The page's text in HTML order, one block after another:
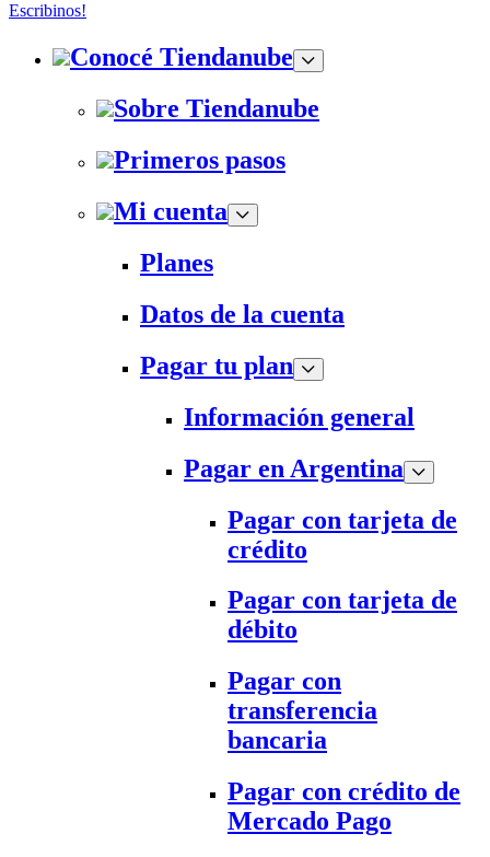
Escribinos!
Conocé Tiendanube
Sobre Tiendanube
Primeros pasos
Mi cuenta
Planes
Datos de la cuenta
Pagar tu plan
Información general
Pagar en Argentina
Pagar con tarjeta de
crédito
Pagar con tarjeta de
débito
Pagar con
transferencia
bancaria
Pagar con crédito de
Mercado Pago